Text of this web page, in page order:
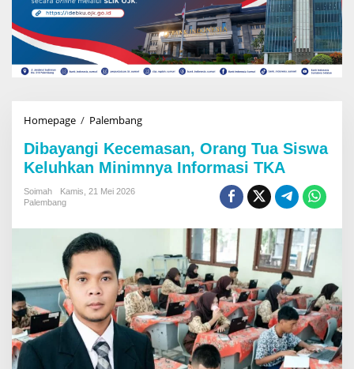
Homepage / Palembang
b
a
y
c
e
m
a
s
Dibayangi Kecemasan, Orang Tua Siswa
Keluhkan Minimnya Informasi TKA
Soimah
Kamis, 21 Mei 2026
Palembang